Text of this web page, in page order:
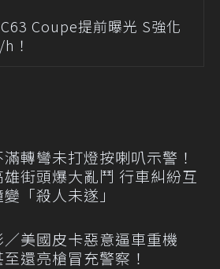
Coupe提前曝光 S強化
！
滿轉彎未打燈按喇叭示警！
雄街頭爆大亂鬥 行車糾紛互
變「殺人未遂」
／美國皮卡惡意逼車重機
至還亮槍冒充警察！